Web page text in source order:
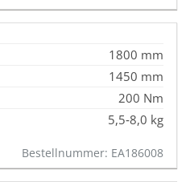
1800 mm
1450 mm
200 Nm
5,5‑8,0 kg
Bestellnummer: EA186008